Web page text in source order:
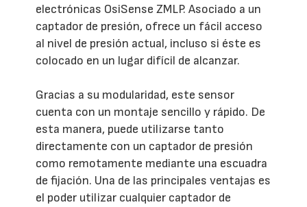
electrónicas OsiSense ZMLP. Asociado a un
captador de presión, ofrece un fácil acceso
al nivel de presión actual, incluso si éste es
colocado en un lugar difícil de alcanzar.
Gracias a su modularidad, este sensor
cuenta con un montaje sencillo y rápido. De
esta manera, puede utilizarse tanto
directamente con un captador de presión
como remotamente mediante una escuadra
de fijación. Una de las principales ventajas es
el poder utilizar cualquier captador de